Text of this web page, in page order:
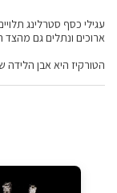
עגילי כסף סטרלינג
ארוכים ונתלים גם מהצד
הטורקיז היא אבן הלידה